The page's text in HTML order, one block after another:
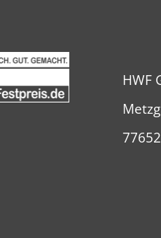
HWF